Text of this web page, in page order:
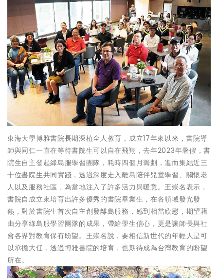
東海大學博雅書院長期深植全人教育，成立17年來以來，書院導
師與同仁一直在等待書院生可以自在飛翔，去年2023年暑假，書
院生自主發起綠島服學習團隊，耗時四個月籌劃，進而集結近三
十位書院生共同實踐，透過深度走入離島陪伴兒童學習、關懷老
人以及服務社區，為當地注入了許多活力與暖意。王崇名表示，
書院自成立來培育出許多優秀的書院畢業生，在各領域發光發
熱，對於書院生首次自主創發離島服務，感到相當欣慰，期望藉
由分享綠島服學習團隊的成果，帶給學生信心，更是讓師長與社
會各界對教育保有盼望。王崇名說，要相信新世代的年輕人是可
以承擔大任，透過博雅書院的培育，也期待成為台灣教育的盼望
所在。